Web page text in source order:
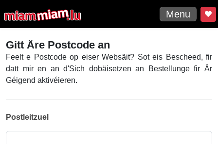
Menu
Gitt Äre Postcode an
Feelt e Postcode op eiser Websäit? Sot eis Bescheed, fir
datt mir en an d'Sich dobäisetzen an Bestellunge fir Är
Géigend aktivéieren.
Postleitzuel